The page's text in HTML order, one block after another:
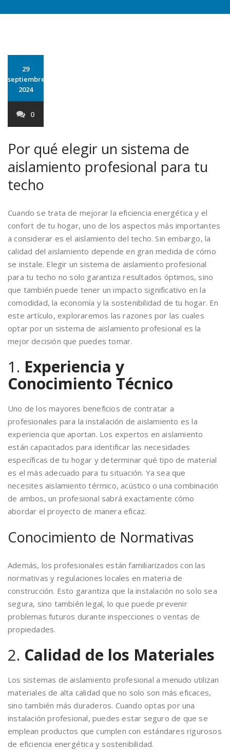
29
septiembre
2024
0
Por qué elegir un sistema de
aislamiento profesional para tu
techo
Cuando se trata de mejorar la eficiencia energética y el
confort de tu hogar, uno de los aspectos más importantes
a considerar es el aislamiento del techo. Sin embargo, la
calidad del aislamiento depende en gran medida de cómo
se instale. Elegir un sistema de aislamiento profesional
para tu techo no solo garantiza resultados óptimos, sino
que también puede tener un impacto significativo en la
comodidad, la economía y la sostenibilidad de tu hogar. En
este artículo, exploraremos las razones por las cuales
optar por un sistema de aislamiento profesional es la
mejor decisión que puedes tomar.
1. Experiencia y
Conocimiento Técnico
Uno de los mayores beneficios de contratar a
profesionales para la instalación de aislamiento es la
experiencia que aportan. Los expertos en aislamiento
están capacitados para identificar las necesidades
específicas de tu hogar y determinar qué tipo de material
es el más adecuado para tu situación. Ya sea que
necesites aislamiento térmico, acústico o una combinación
de ambos, un profesional sabrá exactamente cómo
abordar el proyecto de manera eficaz.
Conocimiento de Normativas
Además, los profesionales están familiarizados con las
normativas y regulaciones locales en materia de
construcción. Esto garantiza que la instalación no solo sea
segura, sino también legal, lo que puede prevenir
problemas futuros durante inspecciones o ventas de
propiedades.
2. Calidad de los Materiales
Los sistemas de aislamiento profesional a menudo utilizan
materiales de alta calidad que no solo son más eficaces,
sino también más duraderos. Cuando optas por una
instalación profesional, puedes estar seguro de que se
emplean productos que cumplen con estándares rigurosos
de eficiencia energética y sostenibilidad.